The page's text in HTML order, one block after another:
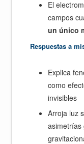
El
campos
un único
Respuestas a
Explica
como
invisibles
Arroja luz
asimetrías